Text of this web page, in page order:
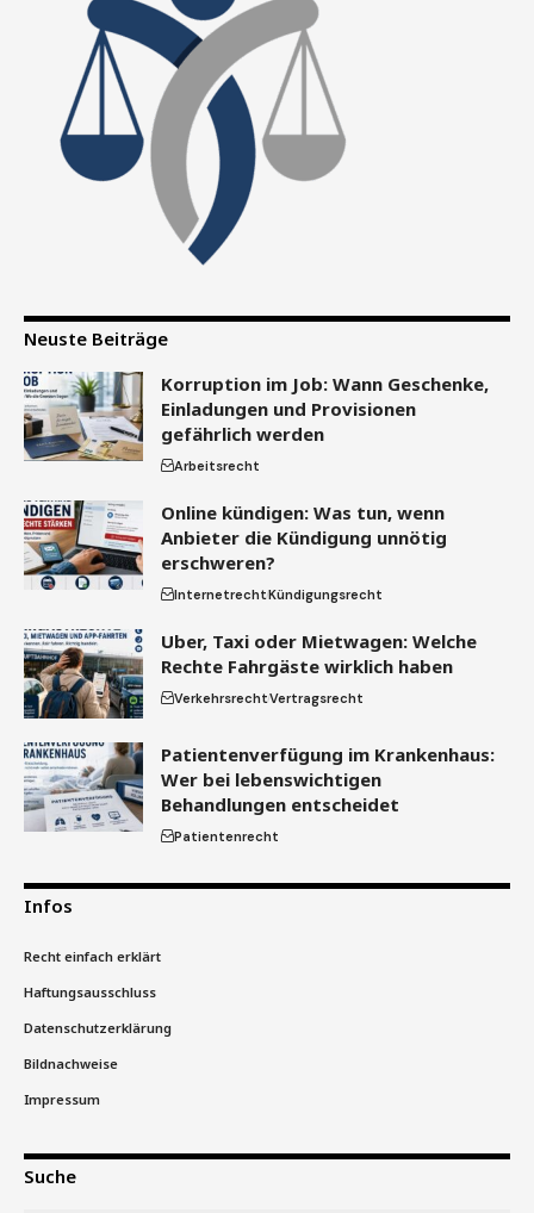
Neuste Beiträge
Korruption im Job: Wann Geschenke,
Einladungen und Provisionen
gefährlich werden
Arbeitsrecht
Online kündigen: Was tun, wenn
Anbieter die Kündigung unnötig
erschweren?
InternetrechtKündigungsrecht
Uber, Taxi oder Mietwagen: Welche
Rechte Fahrgäste wirklich haben
VerkehrsrechtVertragsrecht
Patientenverfügung im Krankenhaus:
Wer bei lebenswichtigen
Behandlungen entscheidet
Patientenrecht
Infos
Recht einfach erklärt
Haftungsausschluss
Datenschutzerklärung
Bildnachweise
Impressum
Suche